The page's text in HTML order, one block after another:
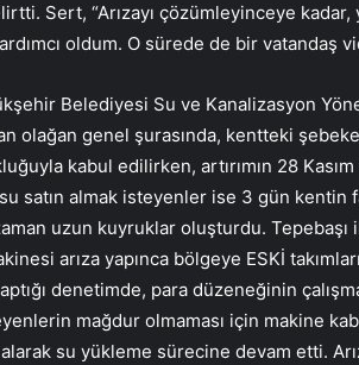
Sert, “Arızayı çözümleyinceye
oldum. O sürede de bir vatandaş
Belediyesi Su ve Kanalizasyon
olağan genel şurasında, kentteki
kabul edilirken, artırımın 28
satın almak isteyenler ise 3 gün kentin
uzun kuyruklar oluşturdu. Tepebaşı
arıza yapınca bölgeye ESKİ
denetimde, para düzeneğinin
mağdur olmaması için makine
su yükleme sürecine devam etti.